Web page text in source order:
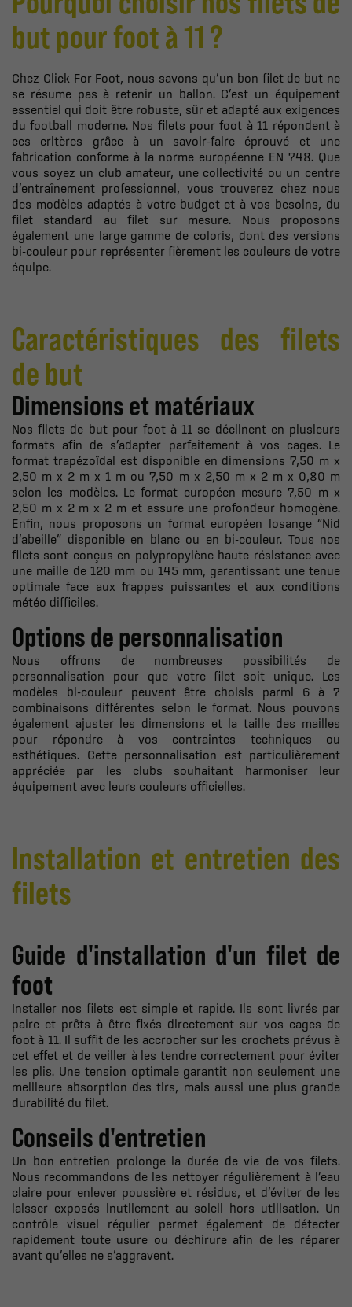
but pour foot à 11 ?
Chez Click For Foot, nous savons qu’un bon filet de but ne
se résume pas à retenir un ballon. C’est un équipement
essentiel qui doit être robuste, sûr et adapté aux exigences
du football moderne. Nos filets pour foot à 11 répondent à
ces critères grâce à un savoir-faire éprouvé et une
fabrication conforme à la norme européenne EN 748. Que
vous soyez un club amateur, une collectivité ou un centre
d’entraînement professionnel, vous trouverez chez nous
des modèles adaptés à votre budget et à vos besoins, du
filet standard au filet sur mesure. Nous proposons
également une large gamme de coloris, dont des versions
bi-couleur pour représenter fièrement les couleurs de votre
équipe.
Caractéristiques des filets
de but
Dimensions et matériaux
Nos filets de but pour foot à 11 se déclinent en plusieurs
formats afin de s’adapter parfaitement à vos cages. Le
format trapézoïdal est disponible en dimensions 7,50 m x
2,50 m x 2 m x 1 m ou 7,50 m x 2,50 m x 2 m x 0,80 m
selon les modèles. Le format européen mesure 7,50 m x
2,50 m x 2 m x 2 m et assure une profondeur homogène.
Enfin, nous proposons un format européen losange “Nid
d’abeille” disponible en blanc ou en bi-couleur. Tous nos
filets sont conçus en polypropylène haute résistance avec
une maille de 120 mm ou 145 mm, garantissant une tenue
optimale face aux frappes puissantes et aux conditions
météo difficiles.
Options de personnalisation
Nous offrons de nombreuses possibilités de
personnalisation pour que votre filet soit unique. Les
modèles bi-couleur peuvent être choisis parmi 6 à 7
combinaisons différentes selon le format. Nous pouvons
également ajuster les dimensions et la taille des mailles
pour répondre à vos contraintes techniques ou
esthétiques. Cette personnalisation est particulièrement
appréciée par les clubs souhaitant harmoniser leur
équipement avec leurs couleurs officielles.
Installation et entretien des
filets
Guide d'installation d'un filet de
foot
Installer nos filets est simple et rapide. Ils sont livrés par
paire et prêts à être fixés directement sur vos cages de
foot à 11. Il suffit de les accrocher sur les crochets prévus à
cet effet et de veiller à les tendre correctement pour éviter
les plis. Une tension optimale garantit non seulement une
meilleure absorption des tirs, mais aussi une plus grande
durabilité du filet.
Conseils d'entretien
Un bon entretien prolonge la durée de vie de vos filets.
Nous recommandons de les nettoyer régulièrement à l’eau
claire pour enlever poussière et résidus, et d’éviter de les
laisser exposés inutilement au soleil hors utilisation. Un
contrôle visuel régulier permet également de détecter
rapidement toute usure ou déchirure afin de les réparer
avant qu’elles ne s’aggravent.